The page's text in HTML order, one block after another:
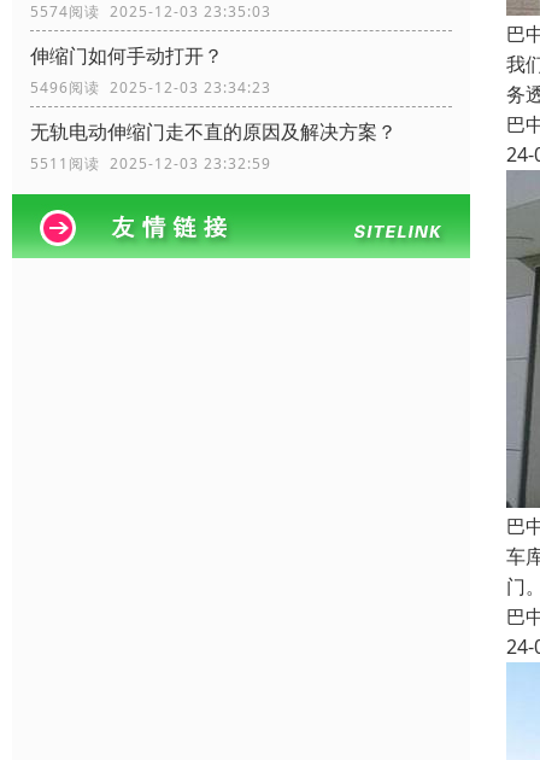
5574阅读 2025-12-03 23:35:03
伸缩门如何手动打开？
5496阅读 2025-12-03 23:34:23
无轨电动伸缩门走不直的原因及解决方案？
5511阅读 2025-12-03 23:32:59
巴
我
务
巴
24-
巴
车
门
巴
24-